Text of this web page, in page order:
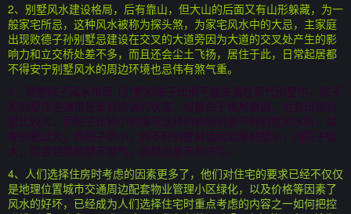
2、别墅风水建设格局，后有靠山，但大山的后面又有山形躲藏，为一
般家宅所忌，这种风水被称为探头煞，为家宅风水中的大忌，主家庭
出现败德子孙别墅忌建设在交叉的大道旁因为大道的交叉处产生的影
响力和立交桥处差不多，而且还会尘土飞扬，居住于此，日常起居都
不得安宁别墅风水的周边环境也忌伟有煞气重。
3、别墅院子风水布局 1别墅和院子比例不能失调在现代别墅中，院子
和别墅住宅通常是呈现协调的状态，但是由于格局原因，也会出现别
墅比较大，而院子比较小的情况这样的格局也是不利别墅风水的，如
果别墅过大，而院子很小，则不利别墅财运而如果别墅小，而院子很
大，则会导致别墅不聚气，自然也是不利住宅。
4、人们选择住房时考虑的因素更多了，他们对住宅的要求已经不仅仅
是地理位置城市交通周边配套物业管理小区绿化，以及价格等因素了
风水的好坏，已经成为人们选择住宅时重点考虑的内容之一如何把控